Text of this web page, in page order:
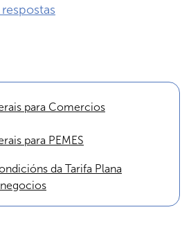
para Comercios
para PEMES
da Tarifa Plana